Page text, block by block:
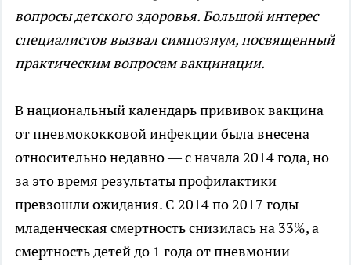
вопросы детского здоровья. Большой интерес
специалистов вызвал симпозиум, посвященный
практическим вопросам вакцинации.
В национальный календарь прививок вакцина
от пневмококковой инфекции была внесена
относительно недавно — с начала 2014 года, но
за это время результаты профилактики
превзошли ожидания. С 2014 по 2017 годы
младенческая смертность снизилась на 33%, а
смертность детей до 1 года от пневмонии